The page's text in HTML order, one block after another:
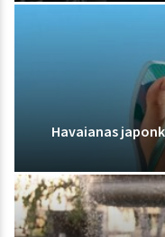
Havaianas